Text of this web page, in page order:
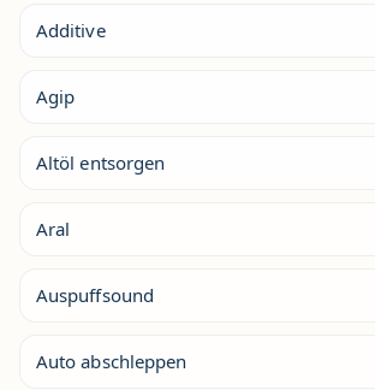
Additive
Agip
Altöl entsorgen
Aral
Auspuffsound
Auto abschleppen